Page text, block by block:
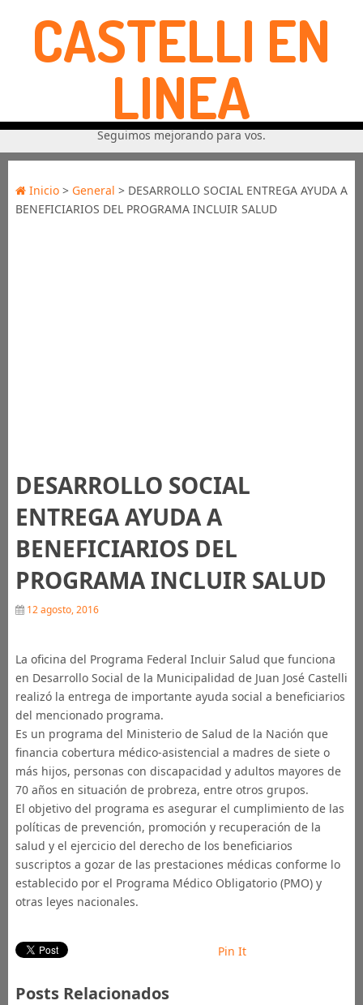
CASTELLI EN
LINEA
Seguimos mejorando para vos.
Inicio> General > DESARROLLO SOCIAL ENTREGA AYUDA A
BENEFICIARIOS DEL PROGRAMA INCLUIR SALUD
DESARROLLO SOCIAL
ENTREGA AYUDA A
BENEFICIARIOS DEL
PROGRAMA INCLUIR SALUD
12 agosto, 2016
La oficina del Programa Federal Incluir Salud que funciona
en Desarrollo Social de la Municipalidad de Juan José Castelli
realizó la entrega de importante ayuda social a beneficiarios
del mencionado programa.
Es un programa del Ministerio de Salud de la Nación que
financia cobertura médico-asistencial a madres de siete o
más hijos, personas con discapacidad y adultos mayores de
70 años en situación de probreza, entre otros grupos.
El objetivo del programa es asegurar el cumplimiento de las
políticas de prevención, promoción y recuperación de la
salud y el ejercicio del derecho de los beneficiarios
suscriptos a gozar de las prestaciones médicas conforme lo
establecido por el Programa Médico Obligatorio (PMO) y
otras leyes nacionales.
Pin It
Posts Relacionados